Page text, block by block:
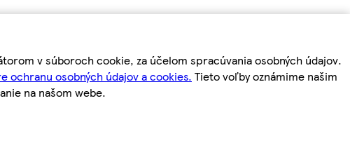
v súboroch cookie, za účelom spracúvania osobných údajov.
ochranu osobných údajov a cookies. Tieto voľby oznámime našim
na našom webe.